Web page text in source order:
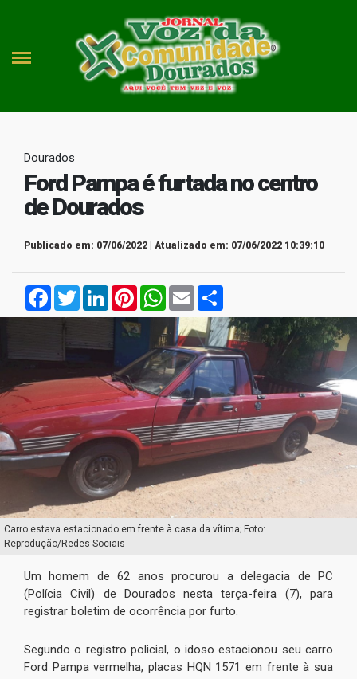
Dourados
Ford Pampa é furtada no centro
de Dourados
Publicado em: 07/06/2022 | Atualizado em: 07/06/2022 10:39:10
FacebookTwitterLinkedInPinterestWhatsApp
Email
Carro estava estacionado em frente à casa da vítima; Foto:
Reprodução/Redes Sociais
Um homem de 62 anos procurou a delegacia de PC
(Polícia Civil) de Dourados nesta terça-feira (7), para
registrar boletim de ocorrência por furto.
Segundo o registro policial, o idoso estacionou seu carro
Ford Pampa vermelha, placas HQN 1571 em frente à sua